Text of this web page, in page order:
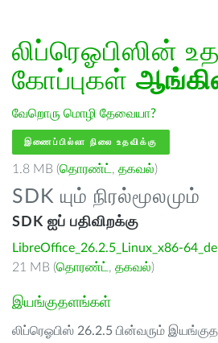
லிப்ரெஓபிஸின்
கோப்புகள்
வேறொரு மொழி தேவையா?
இணைப்பில்லா நிலை உதவிக்கு
1.8 MB (தொரண்ட் , தகவல்)
SDK யும் நிரல்மூலமும்
SDK ஐப் பதிவிறக்கு
LibreOffice_26.2.5_Linux_x86-
21 MB (தொரண்ட் , தகவல்)
இயங்குதளங்கள்
லிப்ரெஓபிஸ் 26.2.5 பின்வரும்